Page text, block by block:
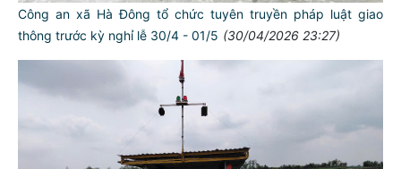
Công an xã Hà Đông tổ chức tuyên truyền pháp luật giao
thông trước kỳ nghỉ lễ 30/4 - 01/5 (30/04/2026 23:27)